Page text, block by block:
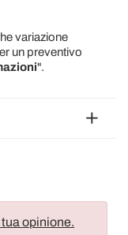
variazione
un preventivo
".
opinione.